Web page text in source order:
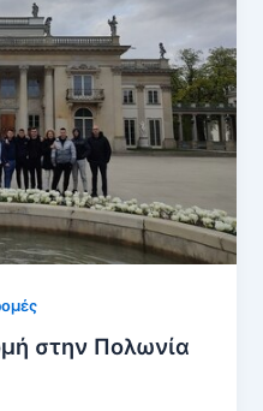
στην Πολωνία